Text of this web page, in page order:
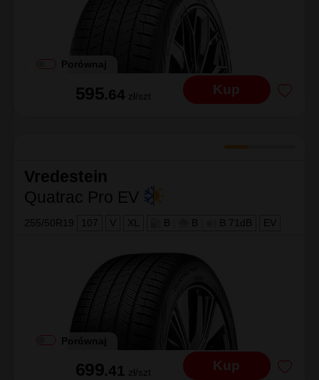
Porównaj
595.64 zł/szt Kup
Vredestein
Quatrac Pro EV
255/50R19 107 V XL B B B 71dB EV
Porównaj
699.41 zł/szt Kup